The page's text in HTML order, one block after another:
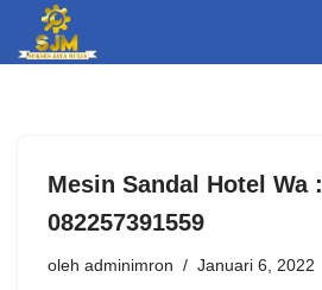
Lompat
Mesin Sandal Hotel Wa :
082257391559
oleh adminimron Januari 6, 2022